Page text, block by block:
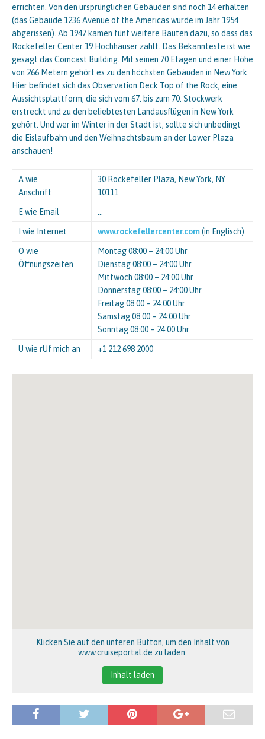
errichten. Von den ursprünglichen Gebäuden sind noch 14 erhalten
(das Gebäude 1236 Avenue of the Americas wurde im Jahr 1954
abgerissen). Ab 1947 kamen fünf weitere Bauten dazu, so dass das
Rockefeller Center 19 Hochhäuser zählt. Das Bekannteste ist wie
gesagt das Comcast Building. Mit seinen 70 Etagen und einer Höhe
von 266 Metern gehört es zu den höchsten Gebäuden in New York.
Hier befindet sich das Observation Deck Top of the Rock, eine
Aussichtsplattform, die sich vom 67. bis zum 70. Stockwerk
erstreckt und zu den beliebtesten Landausflügen in New York
gehört. Und wer im Winter in der Stadt ist, sollte sich unbedingt
die Eislaufbahn und den Weihnachtsbaum an der Lower Plaza
anschauen!
A wie
Anschrift
30 Rockefeller Plaza, New York, NY
10111
E wie Email …
I wie Internet www.rockefellercenter.com(in Englisch)
O wie
Öffnungszeiten
Montag 08:00 – 24:00 Uhr
Dienstag 08:00 – 24:00 Uhr
Mittwoch 08:00 – 24:00 Uhr
Donnerstag 08:00 – 24:00 Uhr
Freitag 08:00 – 24:00 Uhr
Samstag 08:00 – 24:00 Uhr
Sonntag 08:00 – 24:00 Uhr
U wie rUf mich an +1 212 698 2000
Klicken Sie auf den unteren Button, um den Inhalt von
www.cruiseportal.de zu laden.
Inhalt laden